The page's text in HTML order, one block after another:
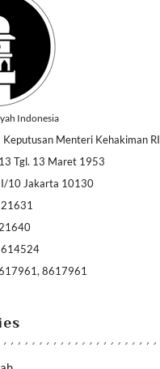
Indonesia
Keputusan Menteri Kehakiman RI
Tgl. 13 Maret 1953
I/10 Jakarta 10130
8617961